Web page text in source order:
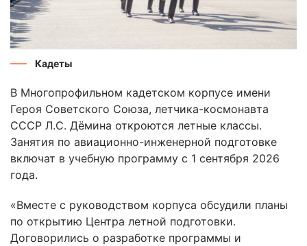
Кадеты
В Многопрофильном кадетском корпусе имени
Героя Советского Союза, летчика-космонавта
СССР Л.С. Дёмина откроются летные классы.
Занятия по авиационно-инженерной подготовке
включат в учебную программу с 1 сентября 2026
года.
«Вместе с руководством корпуса обсудили планы
по открытию Центра летной подготовки.
Договорились о разработке программы и